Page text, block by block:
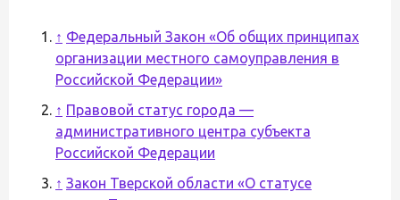
↑ Федеральный Закон «Об общих принципах
организации местного самоуправления в
Российской Федерации»
↑ Правовой статус города —
административного центра субъекта
Российской Федерации
↑ Закон Тверской области «О статусе